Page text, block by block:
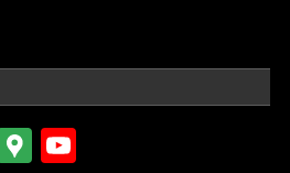
Google